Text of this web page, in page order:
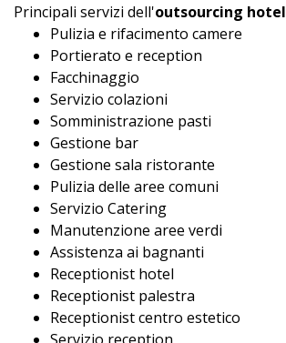
Principali servizi dell'outsourcing hotel
Pulizia e rifacimento camere
Portierato e reception
Facchinaggio
Servizio colazioni
Somministrazione pasti
Gestione bar
Gestione sala ristorante
Pulizia delle aree comuni
Servizio Catering
Manutenzione aree verdi
Assistenza ai bagnanti
Receptionist hotel
Receptionist palestra
Receptionist centro estetico
Servizio reception